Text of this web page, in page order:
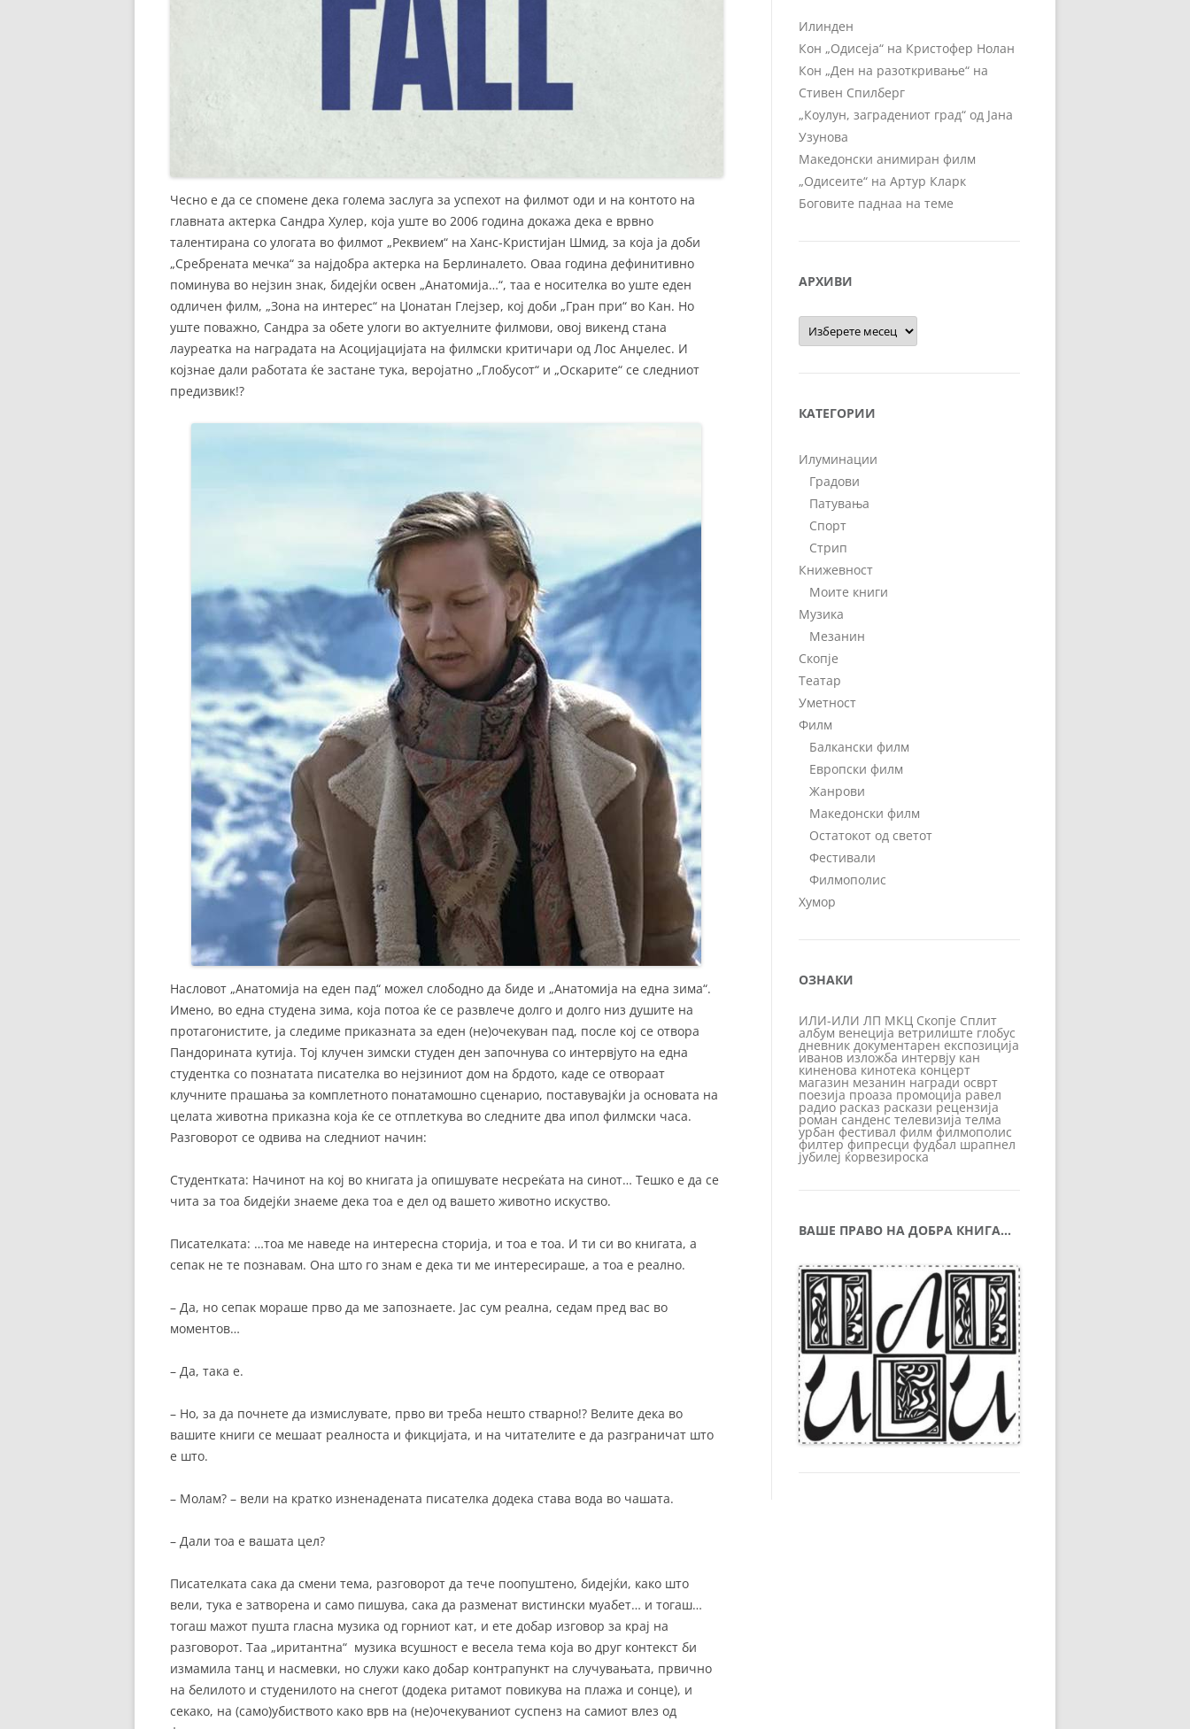
Чесно е да се спомене дека голема заслуга за успехот на филмот оди и на контото на
главната актерка Сандра Хулер, која уште во 2006 година докажа дека е врвно
талентирана со улогата во филмот „Реквием“ на Ханс-Кристијан Шмид, за која ја доби
„Сребрената мечка“ за најдобра актерка на Берлиналето. Оваа година дефинитивно
поминува во нејзин знак, бидејќи освен „Анатомија…“, таа е носителка во уште еден
одличен филм, „Зона на интерес“ на Џонатан Глејзер, кој доби „Гран при“ во Кан. Но
уште поважно, Сандра за обете улоги во актуелните филмови, овој викенд стана
лауреатка на наградата на Асоцијацијата на филмски критичари од Лос Анџелес. И
којзнае дали работата ќе застане тука, веројатно „Глобусот“ и „Оскарите“ се следниот
предизвик!?
Насловот „Анатомија на еден пад“ можел слободно да биде и „Анатомија на една зима“.
Имено, во една студена зима, која потоа ќе се развлече долго и долго низ душите на
протагонистите, ја следиме приказната за еден (не)очекуван пад, после кој се отвора
Пандорината кутија. Тој клучен зимски студен ден започнува со интервјуто на една
студентка со познатата писателка во нејзиниот дом на брдото, каде се отвораат
клучните прашања за комплетното понатамошно сценарио, поставувајќи ја основата на
целата животна приказна која ќе се отплеткува во следните два ипол филмски часа.
Разговорот се одвива на следниот начин:
Студентката: Начинот на кој во книгата ја опишувате несреќата на синот… Тешко е да се
чита за тоа бидејќи знаеме дека тоа е дел од вашето животно искуство.
Писателката: …тоа ме наведе на интересна сторија, и тоа е тоа. И ти си во книгата, а
сепак не те познавам. Она што го знам е дека ти ме интересираше, а тоа е реално.
– Да, но сепак мораше прво да ме запознаете. Јас сум реална, седам пред вас во
моментов…
– Да, така е.
– Но, за да почнете да измислувате, прво ви треба нешто стварно!? Велите дека во
вашите книги се мешаат реалноста и фикцијата, и на читателите е да разграничат што
е што.
– Молам? – вели на кратко изненадената писателка додека става вода во чашата.
– Дали тоа е вашата цел?
Писателката сака да смени тема, разговорот да тече поопуштено, бидејќи, како што
вели, тука е затворена и само пишува, сака да разменат вистински муабет… и тогаш…
тогаш мажот пушта гласна музика од горниот кат, и ете добар изговор за крај на
разговорот. Таа „иритантна“ музика всушност е весела тема која во друг контекст би
измамила танц и насмевки, но служи како добар контрапункт на случувањата, првично
на белилото и студенилото на снегот (додека ритамот повикува на плажа и сонце), и
секако, на (само)убиството како врв на (не)очекуваниот суспенз на самиот влез од
Илинден
Кон „Одисеја“ на Кристофер Нолан
Кон „Ден на разоткривање“ на
Стивен Спилберг
„Коулун, заградениот град“ од Јана
Узунова
Македонски анимиран филм
„Одисеите“ на Артур Кларк
Боговите паднаа на теме
АРХИВИ
Архиви
КАТЕГОРИИ
Илуминации
Градови
Патувања
Спорт
Стрип
Книжевност
Моите книги
Музика
Мезанин
Скопје
Театар
Уметност
Филм
Балкански филм
Европски филм
Жанрови
Македонски филм
Остатокот од светот
Фестивали
Филмополис
Хумор
ОЗНАКИ
ИЛИ-ИЛИ ЛП МКЦ Скопје Сплит
албум венеција ветрилиште глобус
дневник документарен експозиција
иванов изложба интервју кан
киненова кинотека концерт
магазин мезанин награди осврт
поезија проаза промоција равел
радио расказ раскази рецензија
роман санденс телевизија телма
урбан фестивал филм филмополис
филтер фипресци фудбал шрапнел
јубилеј ќорвезироска
ВАШЕ ПРАВО НА ДОБРА КНИГА…